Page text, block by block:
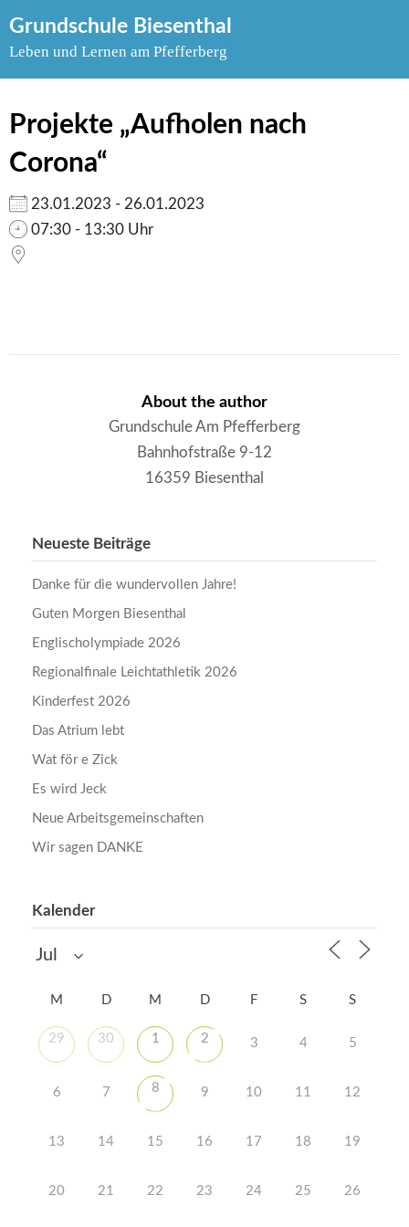
to
Grundschule Biesenthal
Leben und Lernen am Pfefferberg
Projekte „Aufholen nach
Corona“
23.01.2023 - 26.01.2023
07:30 - 13:30 Uhr
About the author
Grundschule Am Pfefferberg
Bahnhofstraße 9-12
16359 Biesenthal
Neueste Beiträge
Danke für die wundervollen Jahre!
Guten Morgen Biesenthal
Englischolympiade 2026
Regionalfinale Leichtathletik 2026
Kinderfest 2026
Das Atrium lebt
Wat för e Zick
Es wird Jeck
Neue Arbeitsgemeinschaften
Wir sagen DANKE
Kalender
M D M D F S S
29 30 1 2 3 4 5
6 7 8 9 10 11 12
13 14 15 16 17 18 19
20 21 22 23 24 25 26